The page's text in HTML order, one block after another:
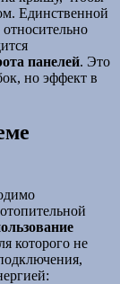
Единственной
панелей. Это
но эффект в
которого не